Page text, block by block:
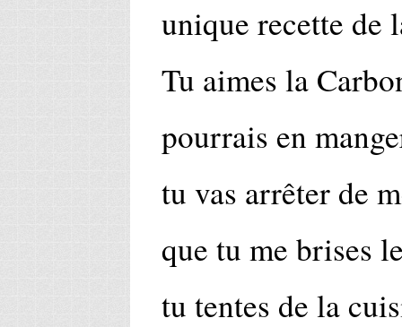
unique recette de
Tu aimes la
pourrais en
tu vas arrêter de
que tu me brises
tu tentes de la